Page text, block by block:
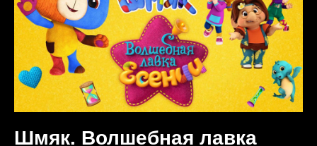
Шмяк. Волшебная лавка